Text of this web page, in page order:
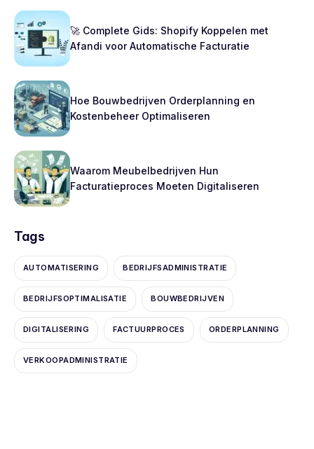
🚀 Complete Gids: Shopify Koppelen met
Afandi voor Automatische Facturatie
Hoe Bouwbedrijven Orderplanning en
Kostenbeheer Optimaliseren
Waarom Meubelbedrijven Hun
Facturatieproces Moeten Digitaliseren
Tags
AUTOMATISERING BEDRIJFSADMINISTRATIE
BEDRIJFSOPTIMALISATIE BOUWBEDRIJVEN
DIGITALISERING FACTUURPROCES ORDERPLANNING
VERKOOPADMINISTRATIE